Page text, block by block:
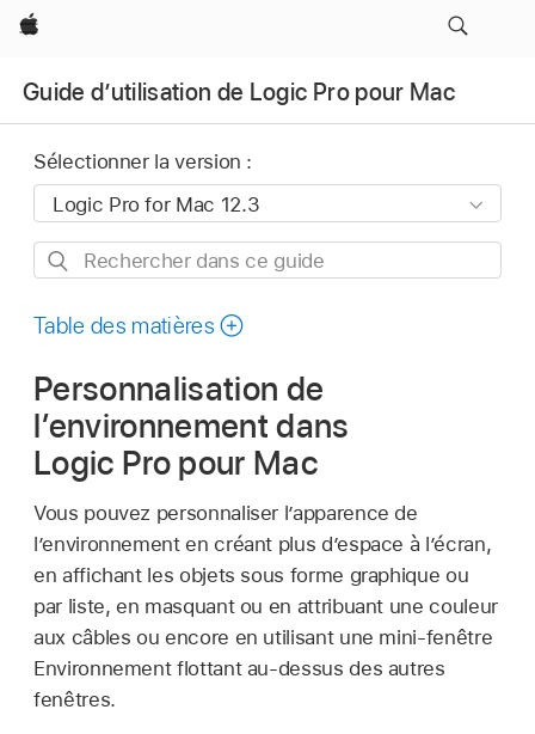
Apple
Guide d’utilisation de Logic Pro pour Mac
Sélectionner la version :
Rechercher
ce
Table des matières
Personnalisation de
l’environnement dans
Logic Pro pour Mac
Vous pouvez personnaliser l’apparence de
l’environnement en créant plus d’espace à l’écran,
en affichant les objets sous forme graphique ou
par liste, en masquant ou en attribuant une couleur
aux câbles ou encore en utilisant une mini-fenêtre
Environnement flottant au-dessus des autres
fenêtres.